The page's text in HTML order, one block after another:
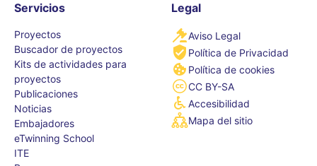
Servicios
Proyectos
Buscador de proyectos
Kits de actividades para
proyectos
Publicaciones
Noticias
Embajadores
eTwinning School
ITE
Legal
Aviso Legal
Política de Privacidad
Política de cookies
CC BY-SA
Accesibilidad
Mapa del sitio